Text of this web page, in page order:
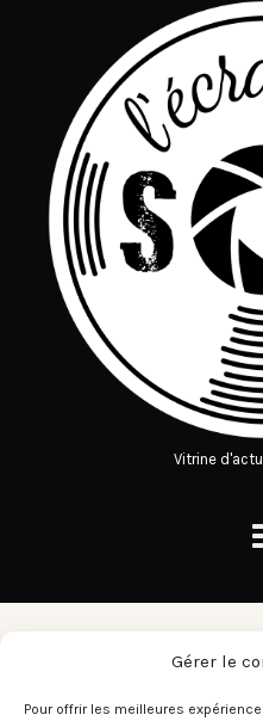
Gérer le
Pour offrir les meilleures
Vitrine